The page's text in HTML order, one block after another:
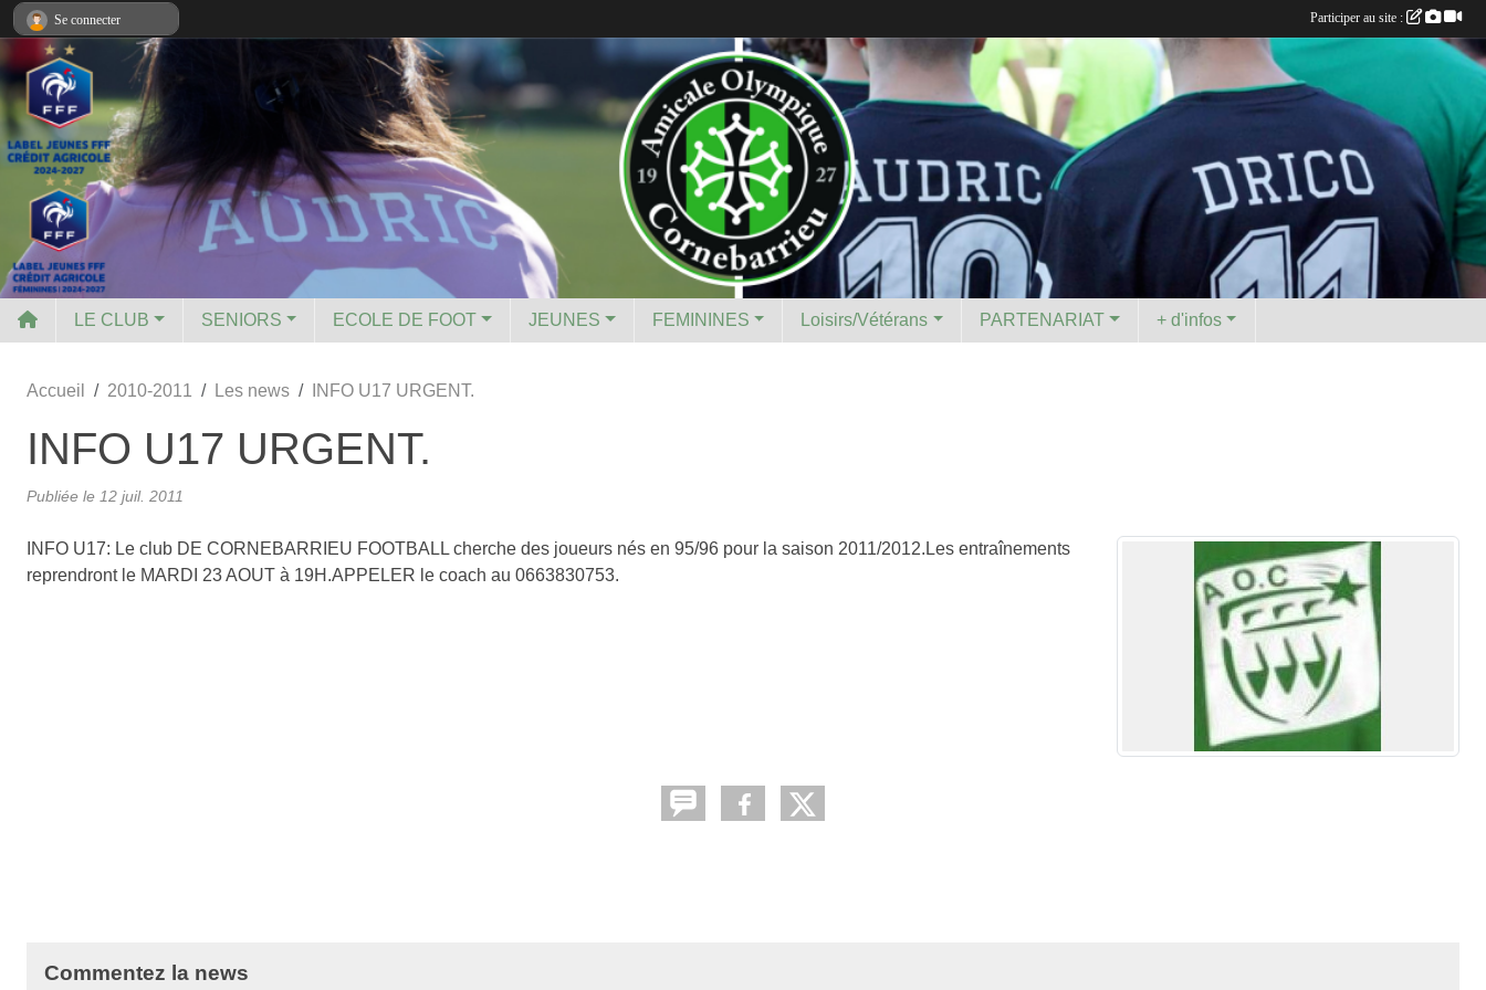
LE CLUB SENIORS ECOLE DE FOOT JEUNES FEMININES Loisirs/Vétérans PARTENARIAT + d'infos
Accueil 2010-2011 Les news INFO U17 URGENT.
INFO U17 URGENT.
Publiée le 12 juil. 2011
INFO U17: Le club DE CORNEBARRIEU FOOTBALL cherche des joueurs nés en 95/96 pour la saison 2011/2012.Les entraînements
reprendront le MARDI 23 AOUT à 19H.APPELER le coach au 0663830753.
Commentez la news
Se connecter Participer au site :
Panneau de gestion des cookies